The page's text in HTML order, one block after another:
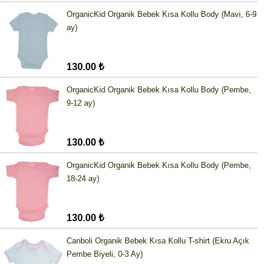
OrganicKid Organik Bebek Kısa Kollu Body (Mavi, 6-9
ay)
130.00 ₺
OrganicKid Organik Bebek Kısa Kollu Body (Pembe,
9-12 ay)
130.00 ₺
OrganicKid Organik Bebek Kısa Kollu Body (Pembe,
18-24 ay)
130.00 ₺
Canboli Organik Bebek Kısa Kollu T-shirt (Ekru Açık
Pembe Biyeli, 0-3 Ay)